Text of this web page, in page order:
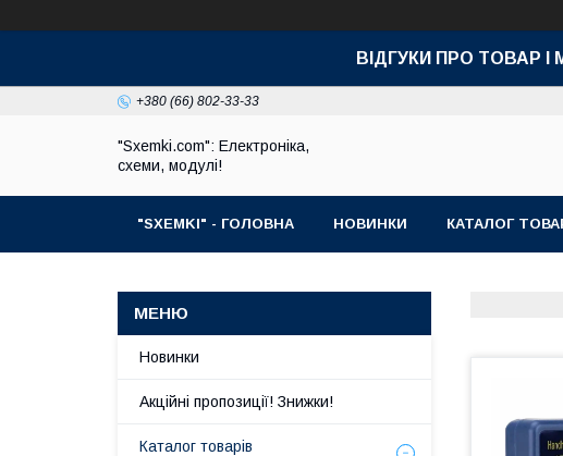
ВІДГУКИ ПРО ТОВАР
+380 (66) 802-33-33
"Sxemki.com": Електроніка,
схеми, модулі!
"SXEMKI" - ГОЛОВНА НОВИНКИ КАТАЛОГ
Новинки
Акційні пропозиції! Знижки!
Каталог товарів